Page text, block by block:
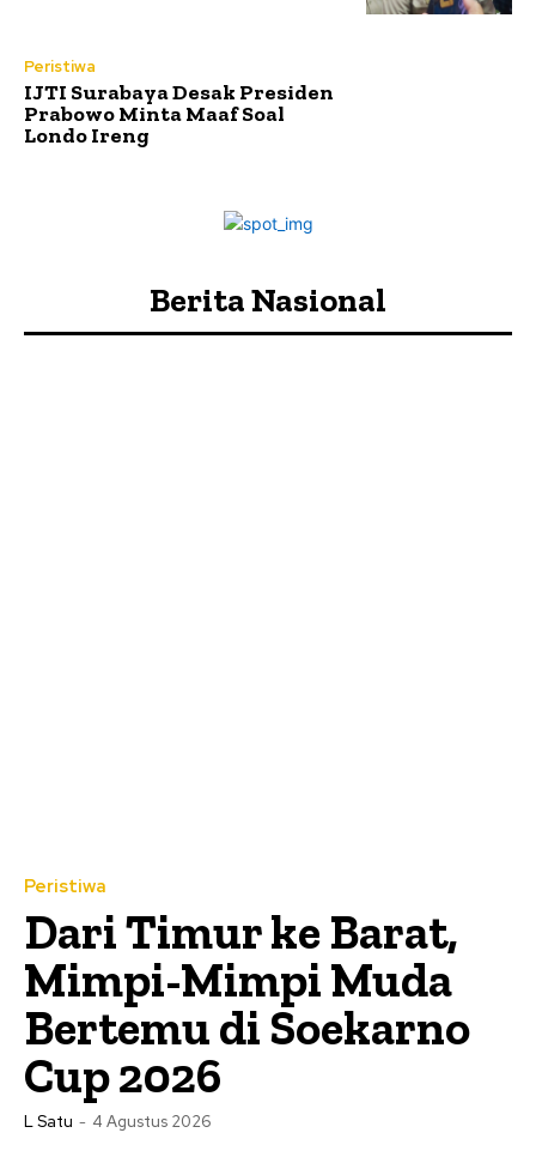
Peristiwa
IJTI Surabaya Desak Presiden
Prabowo Minta Maaf Soal
Londo Ireng
Berita Nasional
Peristiwa
Dari Timur ke Barat,
Mimpi-Mimpi Muda
Bertemu di Soekarno
Cup 2026
L Satu - 4 Agustus 2026